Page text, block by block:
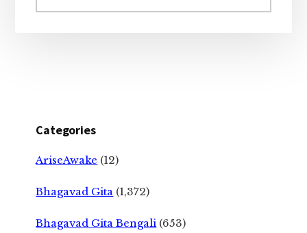
website
Categories
AriseAwake (12)
Bhagavad Gita (1,372)
Bhagavad Gita Bengali (653)